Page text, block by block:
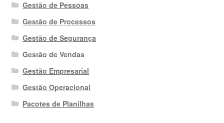
Gestão de Pessoas
Gestão de Processos
Gestão de Segurança
Gestão de Vendas
Gestão Empresarial
Gestão Operacional
Pacotes de Planilhas